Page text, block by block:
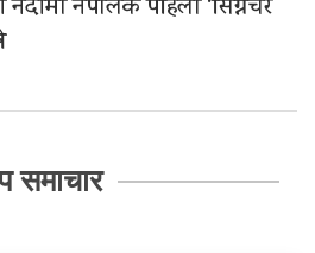
नदीमा नेपालकै पहिलो ‘सिग्नेचर
समाचार